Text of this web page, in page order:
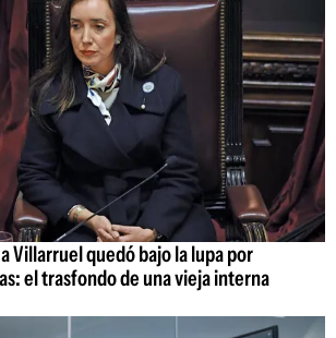
Villarruel quedó bajo la lupa por
el trasfondo de una vieja interna